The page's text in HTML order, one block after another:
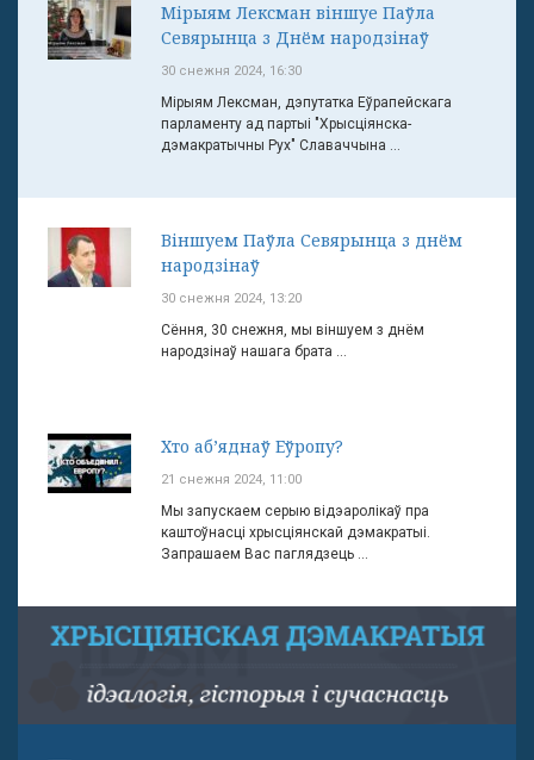
Мірыям Лексман віншуе Паўла
Севярынца з Днём народзінаў
30 снежня 2024, 16:30
Мірыям Лексман, дэпутатка Еўрапейскага
парламенту ад партыі "Хрысціянска-
дэмакратычны Рух" Славаччына ...
Віншуем Паўла Севярынца з днём
народзінаў
30 снежня 2024, 13:20
Сёння, 30 снежня, мы віншуем з днём
народзінаў нашага брата ...
Хто аб’яднаў Еўропу?
21 снежня 2024, 11:00
Мы запускаем серыю відэаролікаў пра
каштоўнасці хрысціянскай дэмакратыі.
Запрашаем Вас паглядзець ...